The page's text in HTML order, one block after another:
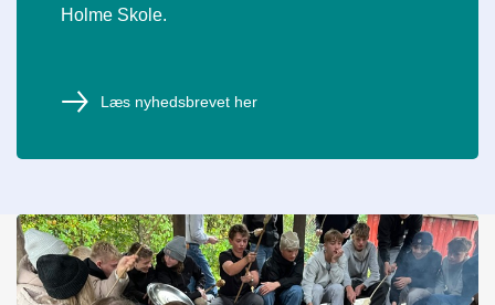
Holme Skole.
Læs nyhedsbrevet her